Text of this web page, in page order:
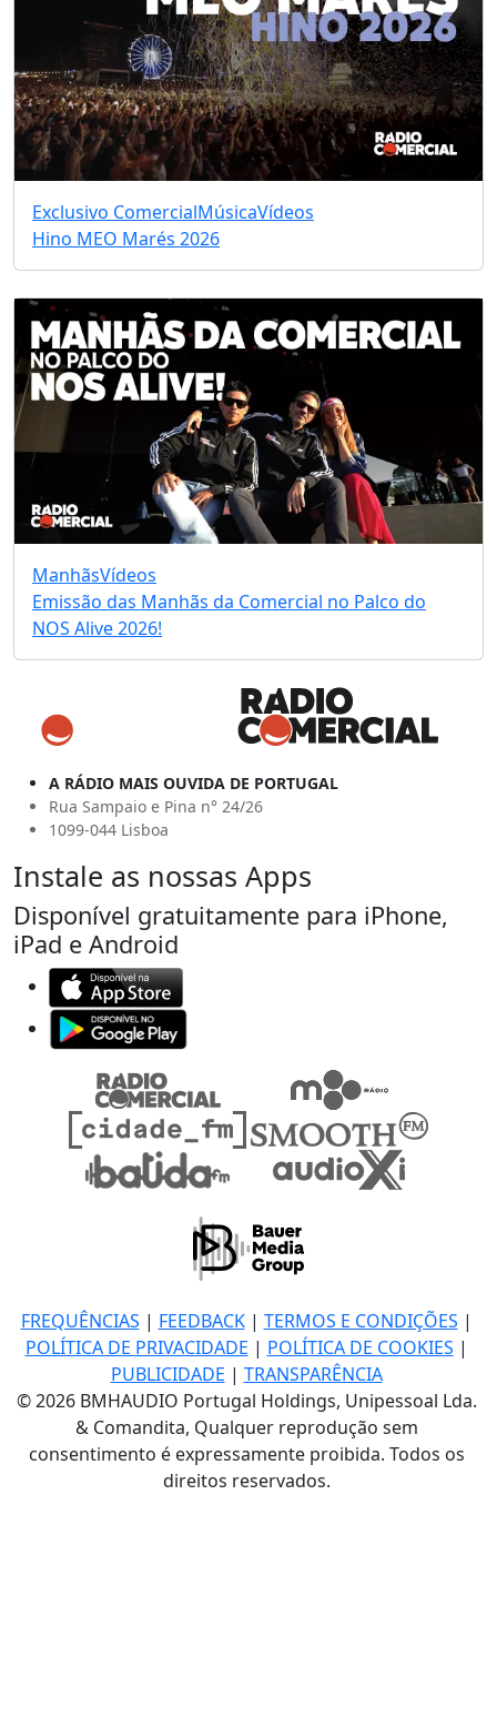
Exclusivo ComercialMúsicaVídeos
Hino MEO Marés 2026
ManhãsVídeos
Emissão das Manhãs da Comercial no Palco do
NOS Alive 2026!
A RÁDIO MAIS OUVIDA DE PORTUGAL
Rua Sampaio e Pina n° 24/26
1099-044 Lisboa
Instale as nossas Apps
Disponível gratuitamente para iPhone,
iPad e Android
FREQUÊNCIAS | FEEDBACK| TERMOS E CONDIÇÕES |
POLÍTICA DE PRIVACIDADE | POLÍTICA DE COOKIES |
PUBLICIDADE | TRANSPARÊNCIA
© 2026 BMHAUDIO Portugal Holdings, Unipessoal Lda.
& Comandita, Qualquer reprodução sem
consentimento é expressamente proibida. Todos os
direitos reservados.